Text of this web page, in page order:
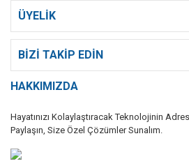
ÜYELİK
BİZİ TAKİP EDİN
HAKKIMIZDA
Hayatınızı Kolaylaştıracak Teknolojinin
Paylaşın, Size Özel Çözümler Sunalım.